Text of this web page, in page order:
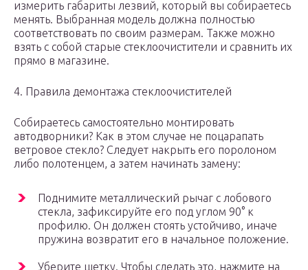
измерить габариты лезвий, который вы собираетесь
менять. Выбранная модель должна полностью
соответствовать по своим размерам. Также можно
взять с собой старые стеклоочистители и сравнить их
прямо в магазине.
4. Правила демонтажа стеклоочистителей
Собираетесь самостоятельно монтировать
автодворники? Как в этом случае не поцарапать
ветровое стекло? Следует накрыть его поролоном
либо полотенцем, а затем начинать замену:
Поднимите металлический рычаг с лобового
стекла, зафиксируйте его под углом 90° к
профилю. Он должен стоять устойчиво, иначе
пружина возвратит его в начальное положение.
Уберите щетку. Чтобы сделать это, нажмите на